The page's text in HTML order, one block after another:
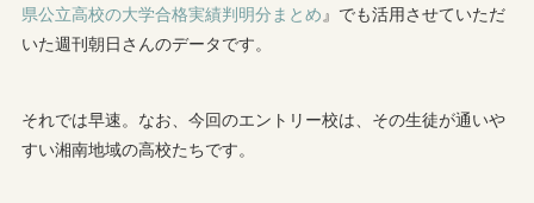
県公立高校の大学合格実績判明分まとめ』でも活用させていただ
いた週刊朝日さんのデータです。
それでは早速。なお、今回のエントリー校は、その生徒が通いや
すい湘南地域の高校たちです。